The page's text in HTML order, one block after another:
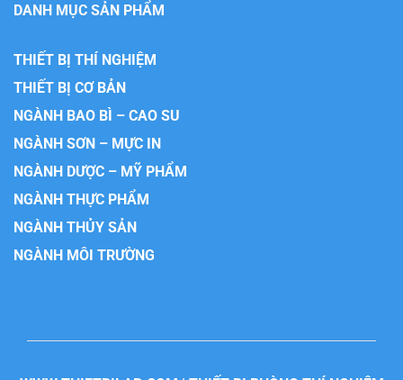
DANH MỤC SẢN PHẨM
THIẾT BỊ THÍ NGHIỆM
THIẾT BỊ CƠ BẢN
NGÀNH BAO BÌ – CAO SU
NGÀNH SƠN – MỰC IN
NGÀNH DƯỢC – MỸ PHẨM
NGÀNH THỰC PHẨM
NGÀNH THỦY SẢN
NGÀNH MÔI TRƯỜNG